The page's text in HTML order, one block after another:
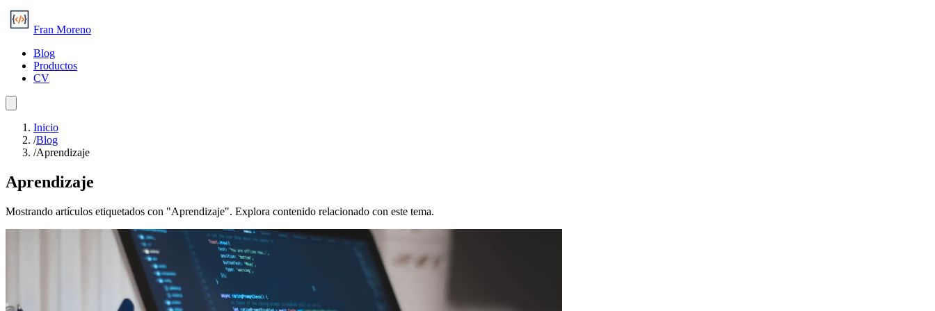
Fran Moreno
Blog
Productos
CV
Inicio
/Blog
/Aprendizaje
Aprendizaje
Mostrando artículos etiquetados con "Aprendizaje". Explora contenido relacionado con este tema.